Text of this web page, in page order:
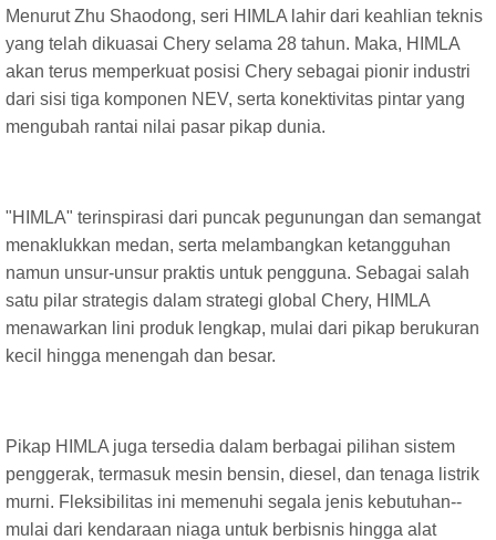
Menurut Zhu Shaodong, seri HIMLA lahir dari keahlian teknis
yang telah dikuasai Chery selama 28 tahun. Maka, HIMLA
akan terus memperkuat posisi Chery sebagai pionir industri
dari sisi tiga komponen NEV, serta konektivitas pintar yang
mengubah rantai nilai pasar pikap dunia.
"HIMLA" terinspirasi dari puncak pegunungan dan semangat
menaklukkan medan, serta melambangkan ketangguhan
namun unsur-unsur praktis untuk pengguna. Sebagai salah
satu pilar strategis dalam strategi global Chery, HIMLA
menawarkan lini produk lengkap, mulai dari pikap berukuran
kecil hingga menengah dan besar.
Pikap HIMLA juga tersedia dalam berbagai pilihan sistem
penggerak, termasuk mesin bensin, diesel, dan tenaga listrik
murni. Fleksibilitas ini memenuhi segala jenis kebutuhan--
mulai dari kendaraan niaga untuk berbisnis hingga alat